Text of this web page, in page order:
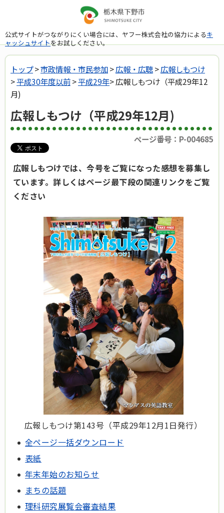
公式サイトがつながりにくい場合には、ヤフー株式会社の協力によるキ
ャッシュサイトをお試しください。
トップ>市政情報・市民参加>広報・広聴>広報しもつけ
>平成30年度以前>平成29年> 広報しもつけ（平成29年12
月)
広報しもつけ（平成29年12月)
ページ番号：P-004685
広報しもつけでは、今号をご覧になった感想を募集し
ています。詳しくはページ最下段の関連リンクをご覧
ください
広報しもつけ第143号（平成29年12月1日発行）
全ページ一括ダウンロード
表紙
年末年始のお知らせ
まちの話題
理科研究展覧会審査結果